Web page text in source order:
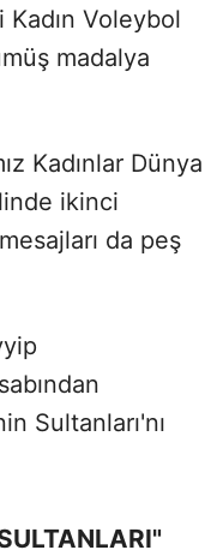
Voleybol
madalya
Kadınlar Dünya
ikinci
da peş
Sultanları'nı